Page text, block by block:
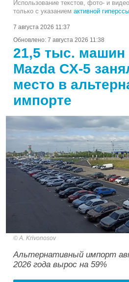
Использование текстов, фото- и
только с указанием активной
7 августа 2026 11:37
Обновлено: 7 августа 2026 11:38
21,5 тыс. машин
Mazda CX-5
место в
импорте
A. Krivonosov
Альтернативный импорт
2026 года вырос на 59%